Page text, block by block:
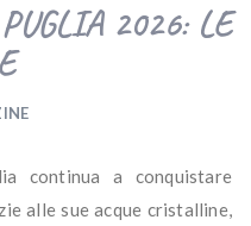
2026: LE
continua a conquistare
alle sue acque cristalline,